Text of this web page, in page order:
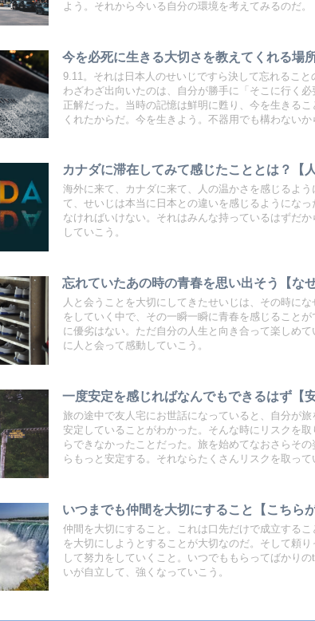
よう。それから今いる自分の環境を考えてみるのだ。
今を必死に生きる大切さを教えてくれる場
9.11。それは日本人のせいじですら決して忘れるこ
わざわざ出向いたのは、自分が勝手に「そこに行く
正解だった。当時の記憶は鮮明に甦り、今を生きる
くれたからだ。今を生きよう。不器用でも構わないか
カナダに滞在してみて感じたこととは？【
海外に来て、カナダに来て、人の温かさを感じるよ
て、せいじは本当に日本との違いを感じるようにな
なければいけない。それはみんな持っているはずだ
していこう。
忘れていたあの時の青春を思い出そう【な
人と会うことを大切にしてきたせいじは、その時に
をしていく中で、その一瞬一瞬に青春を感じること
に優劣はない。ただ自分の人生と向き合って楽しめ
に人と会って感動していこう。
一度安定を感じればなんでもできるはず【
旅の途中で友人宅にお世話になっていると、自分が
安定していることがわかった。そんな時にリスクを
らできなかったことだった。旅を始めてなおさらそ
らもっと安定する。それならたくさんリスクを取って
いつまでも仲間を大切にすること【こちら
仲間を大切にすること。これは口先だけで成立する
を大切にしようとすることが大切なのだ。そして頼
して努力をしていくこと。いつでももらってばかり
いが自立して、強くなっていこう。